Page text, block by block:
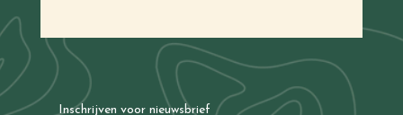
Inschrijven voor nieuwsbrief